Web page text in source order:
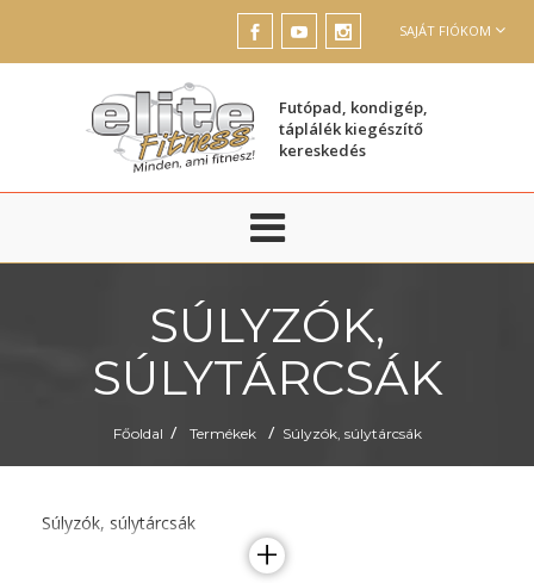
SAJÁT FIÓKOM
Futópad, kondigép,
táplálék kiegészítő
kereskedés
SÚLYZÓK,
SÚLYTÁRCSÁK
Főoldal / Termékek / Súlyzók, súlytárcsák
Súlyzók, súlytárcsák
+